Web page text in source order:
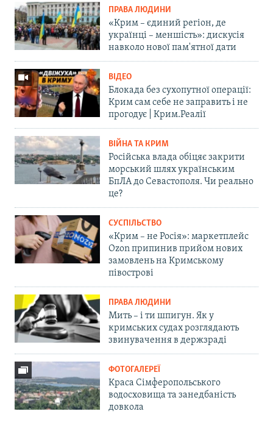
ПРАВА ЛЮДИНИ
«Крим – єдиний регіон, де
українці – меншість»: дискусія
навколо нової пам'ятної дати
ВІДЕО
Блокада без сухопутної операції:
Крим сам себе не заправить і не
прогодує | Крим.Реалії
ВІЙНА ТА КРИМ
Російська влада обіцяє закрити
морський шлях українським
БпЛА до Севастополя. Чи реально
це?
СУСПІЛЬСТВО
«Крим – не Росія»: маркетплейс
Ozon припинив прийом нових
замовлень на Кримському
півострові
ПРАВА ЛЮДИНИ
Мить – і ти шпигун. Як у
кримських судах розглядають
звинувачення в держзраді
ФОТОГАЛЕРЕЇ
Краса Сімферопольського
водосховища та занедбаність
довкола